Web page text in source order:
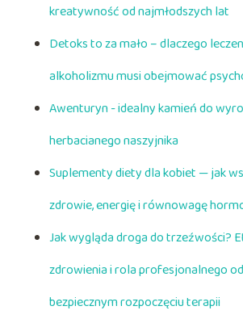
kreatywność od najmłodszych lat
Detoks to za mało – dlaczego
alkoholizmu musi obejmować
Awenturyn - idealny kamień do
herbacianego naszyjnika
Suplementy diety dla kobiet — jak
zdrowie, energię i równowagę
Jak wygląda droga do trzeźwości?
zdrowienia i rola profesjonalnego
bezpiecznym rozpoczęciu terapii